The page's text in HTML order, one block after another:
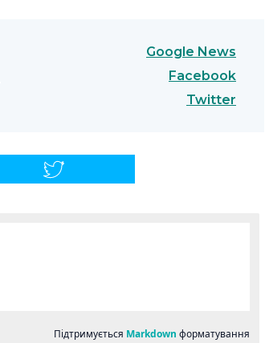
Google News
Facebook
Twitter